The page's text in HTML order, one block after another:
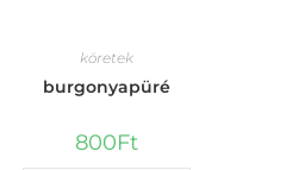
köretek
burgonyapüré
800Ft